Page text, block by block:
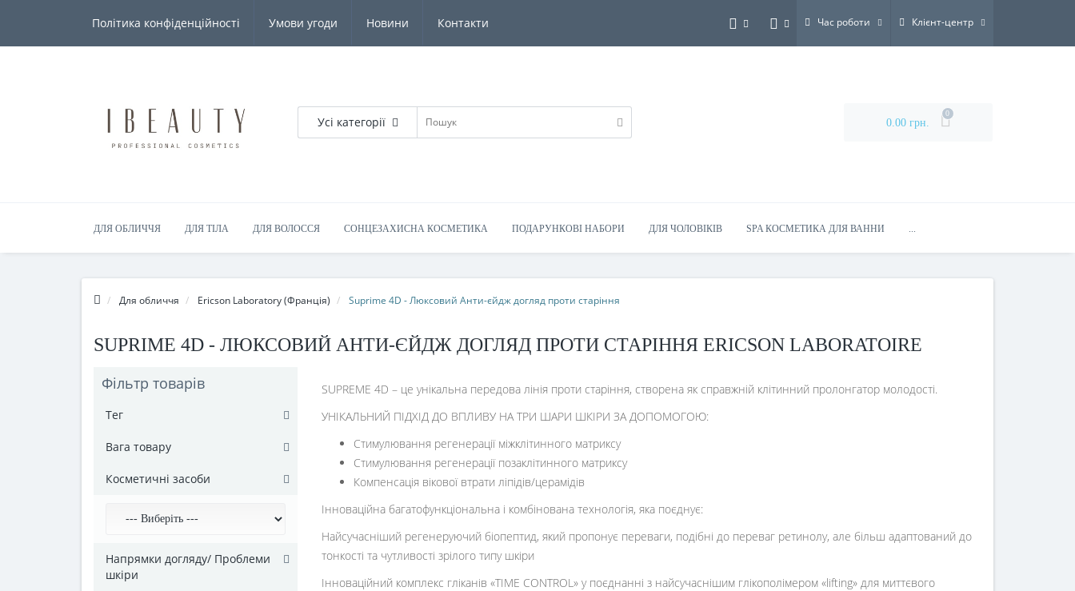
Політика конфіденційності Умови угоди Новини Контакти Час роботи Клієнт-центр
Усі категорії 0.00 грн.
0
ДЛЯ ОБЛИЧЧЯ ДЛЯ ТІЛА ДЛЯ ВОЛОССЯ СОНЦЕЗАХИСНА КОСМЕТИКА ПОДАРУНКОВІ НАБОРИ ДЛЯ ЧОЛОВІКІВ SPA КОСМЕТИКА ДЛЯ ВАННИ ...
Для обличчя Ericson Laboratory (Франція) Suprime 4D - Люксовий Анти-єйдж догляд проти старіння
SUPRIME 4D - ЛЮКСОВИЙ АНТИ-ЄЙДЖ ДОГЛЯД ПРОТИ СТАРІННЯ ERICSON LABORATOIRE
Фільтр товарів
Тег
Вага товару
Косметичні засоби
Напрямки догляду/ Проблеми
шкіри
SUPREME 4D – це унікальна передова лінія проти старіння, створена як справжній клітинний пролонгатор молодості.
УНІКАЛЬНИЙ ПІДХІД ДО ВПЛИВУ НА ТРИ ШАРИ ШКІРИ ЗА ДОПОМОГОЮ:
Стимулювання регенерації міжклітинного матриксу
Стимулювання регенерації позаклітинного матриксу
Компенсація вікової втрати ліпідів/церамідів
Інноваційна багатофункціональна і комбінована технологія, яка поєднує:
Найсучасніший регенеруючий біопептид, який пропонує переваги, подібні до переваг ретинолу, але більш адаптований до
тонкості та чутливості зрілого типу шкіри
Інноваційний комплекс гліканів «TIME CONTROL» у поєднанні з найсучаснішим глікополімером «lifting» для миттєвого